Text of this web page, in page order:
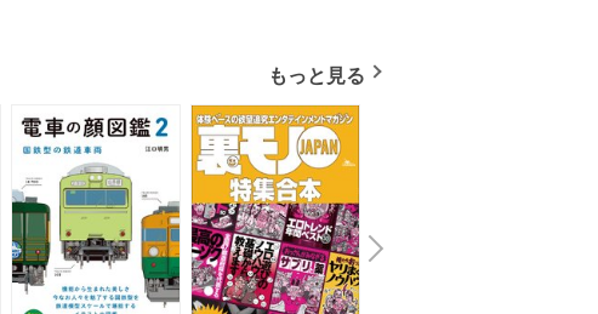
もっと見る
N
e
x
t